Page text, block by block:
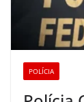
POLÍCIA